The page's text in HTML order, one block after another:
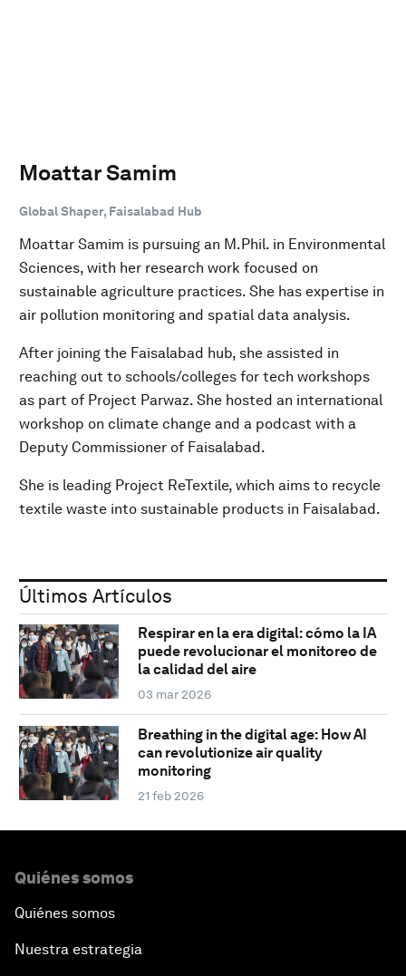
Moattar Samim
Global Shaper, Faisalabad Hub
Moattar Samim is pursuing an M.Phil. in Environmental
Sciences, with her research work focused on
sustainable agriculture practices. She has expertise in
air pollution monitoring and spatial data analysis.
After joining the Faisalabad hub, she assisted in
reaching out to schools/colleges for tech workshops
as part of Project Parwaz. She hosted an international
workshop on climate change and a podcast with a
Deputy Commissioner of Faisalabad.
She is leading Project ReTextile, which aims to recycle
textile waste into sustainable products in Faisalabad.
Últimos Artículos
Respirar en la era digital: cómo la IA
puede revolucionar el monitoreo de
la calidad del aire
03 mar 2026
Breathing in the digital age: How AI
can revolutionize air quality
monitoring
21 feb 2026
Quiénes somos
Quiénes somos
Nuestra estrategia